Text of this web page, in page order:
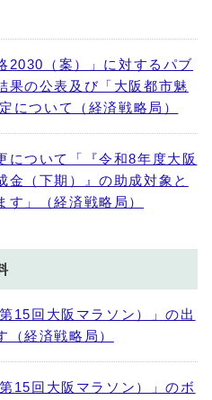
2030（案）」に対するパブ
果の公表及び「大阪都市魅
について（経済戦略局）
について「『令和8年度大阪
金（下期）』の助成対象と
す」（経済戦略局）
15回大阪マラソン）」の出
（経済戦略局）
15回大阪マラソン）」のボ